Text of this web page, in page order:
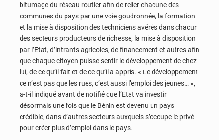
bitumage du réseau routier afin de relier chacune des
communes du pays par une voie goudronnée, la formation
et la mise à disposition des techniciens avérés dans chacun
des secteurs producteurs de richesse, la mise à disposition
par l’Etat, d’intrants agricoles, de financement et autres afin
que chaque citoyen puisse sentir le développement de chez
lui, de ce qu’il fait et de ce qu’il a appris. « Le développement
ce n’est pas que les rues, c’est aussi l’emploi des jeunes… »,
a-t-il indiqué avant de notifié que l’Etat va investir
désormais une fois que le Bénin est devenu un pays
crédible, dans d’autres secteurs auxquels s’occupe le privé
pour créer plus d’emploi dans le pays.